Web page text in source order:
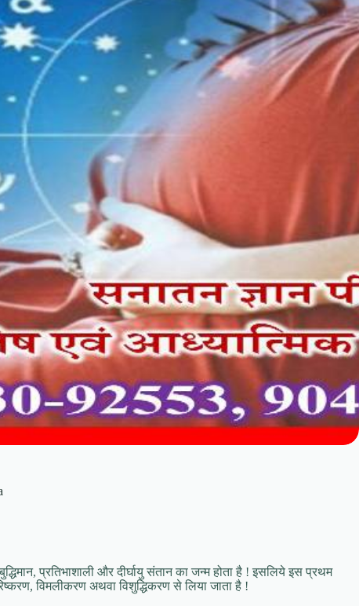
प्रतिभाशाली और दीर्घायु संतान का जन्म होता है ! इसलिये इस प्रथम
विमलीकरण अथवा विशुद्धिकरण से लिया जाता है !